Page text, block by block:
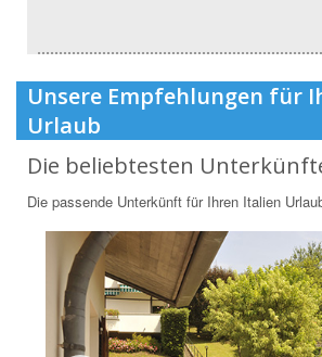
Unsere Empfehlungen für
Urlaub
Die beliebtesten
Die passende Unterkünft für Ihren Italien